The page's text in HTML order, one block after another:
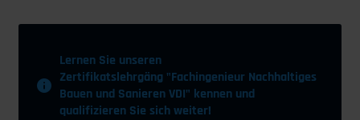
Lernen Sie unseren
Zertifikatslehrgäng "Fachingenieur Nachhaltiges
Bauen und Sanieren VDI" kennen und
qualifizieren Sie sich weiter!